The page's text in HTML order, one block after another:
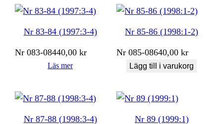
Nr 83-84 (1997:3-4)
Nr 083-08440,00kr
Läs mer
Nr 85-86 (1998:1-2)
Nr 085-08640,00kr
Lägg till i varukorg
Nr 87-88 (1998:3-4) Nr 89 (1999:1)